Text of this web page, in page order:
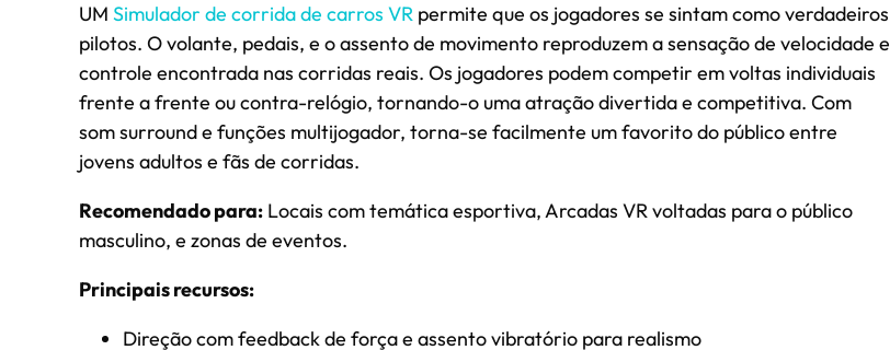
UM Simulador de corrida de carros VR permite que os jogadores se sintam como verdadeiros
pilotos. O volante, pedais, e o assento de movimento reproduzem a sensação de velocidade e
controle encontrada nas corridas reais. Os jogadores podem competir em voltas individuais
frente a frente ou contra-relógio, tornando-o uma atração divertida e competitiva. Com
som surround e funções multijogador, torna-se facilmente um favorito do público entre
jovens adultos e fãs de corridas.
Recomendado para: Locais com temática esportiva, Arcadas VR voltadas para o público
masculino, e zonas de eventos.
Principais recursos:
Direção com feedback de força e assento vibratório para realismo